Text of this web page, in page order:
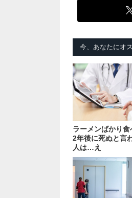
今、あなたにオ
ラーメンばかり食
2年後に死ぬと言
人は…え